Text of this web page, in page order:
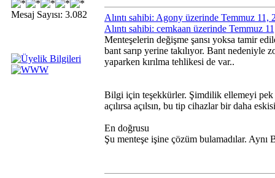
Mesaj Sayısı: 3.082
Alıntı sahibi: Agony üzerinde Temmuz 11,
Alıntı sahibi: cemkaan üzerinde Temmuz
Menteşelerin değişme şansı yoksa tamir
bant sarıp yerine takılıyor. Bant
yaparken kırılma tehlikesi de var..
Bilgi için teşekkürler. Şimdilik ellemeyi pek
açılırsa açılsın, bu tip cihazlar bir daha
En doğrusu
Şu menteşe işine çözüm bulamadılar.